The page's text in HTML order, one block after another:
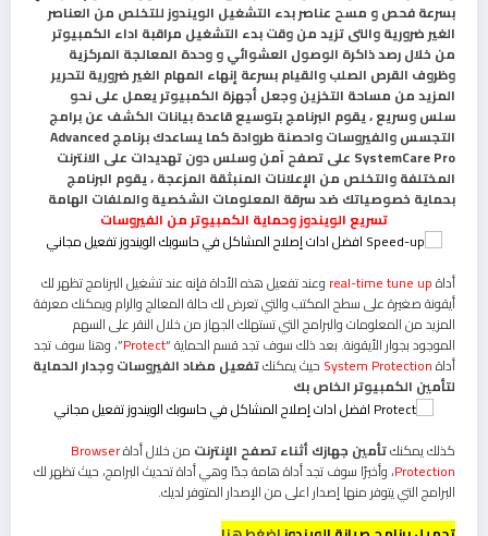
بسرعة فحص و مسح عناصر بدء التشغيل الويندوز للتخلص من العناصر
الغير ضرورية والتى تزيد من وقت بدء التشغيل مراقبة اداء الكمبيوتر
من خلال رصد ذاكرة الوصول العشوائي و وحدة المعالجة المركزية
وظروف القرص الصلب والقيام بسرعة إنهاء المهام الغير ضرورية لتحرير
المزيد من مساحة التخزين وجعل أجهزة الكمبيوتر يعمل على نحو
سلس وسريع ، يقوم البرنامج بتوسيع قاعدة بيانات الكشف عن برامج
التجسس والفيروسات واحصنة طروادة كما يساعدك برنامج Advanced
SystemCare Pro على تصفح آمن وسلس دون تهديدات على الانترنت
المختلفة والتخلص من الإعلانات المنبثقة المزعجة ، يقوم البرنامج
بحماية خصوصياتك ضد سرقة المعلومات الشخصية والملفات الهامة
تسريع الويندوز وحماية الكمبيوتر من الفيروسات
أداةreal-time tune up وعند تفعيل هذه الأداة فإنه عند تشغيل البرنامج تظهر لك
أيقونة صغيرة على سطح المكتب والتي تعرض لك حالة المعالج والرام ويمكنك معرفة
المزيد من المعلومات والبرامج التي تستهلك الجهاز من خلال النقر على السهم
الموجود بجوار الأيقونة. بعد ذلك سوف تجد قسم الحماية “Protect”، وهنا سوف تجد
أداةSystem Protection حيث يمكنكتفعيل مضاد الفيروسات وجدار الحماية
لتأمين الكمبيوتر الخاص بك
كذلك يمكنكتأمين جهازك أثناء تصفح الإنترنت من خلال أداةBrowser
Protection، وأخيرًا سوف تجد أداة هامة جدًا وهي أداة تحديث البرامج، حيث تظهر لك
البرامج التي يتوفر منها إصدار اعلى من الإصدار المتوفر لديك.